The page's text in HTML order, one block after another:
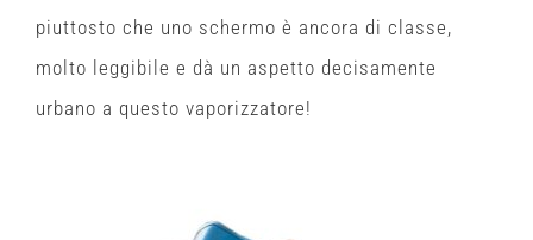
piuttosto che uno schermo è ancora di classe,
molto leggibile e dà un aspetto decisamente
urbano a questo vaporizzatore!